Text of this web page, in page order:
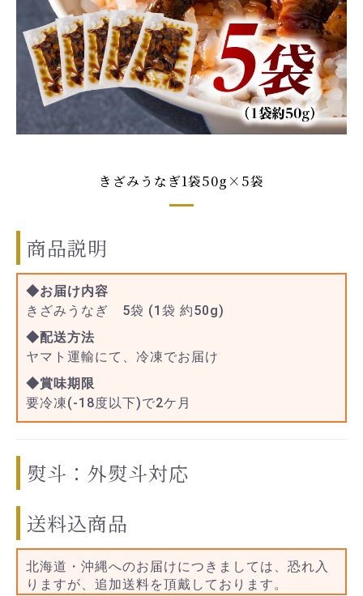
きざみうなぎ1袋50g×5袋
商品説明
◆お届け内容
きざみうなぎ 5袋 (1袋 約50g)
◆配送方法
ヤマト運輸にて、冷凍でお届け
◆賞味期限
要冷凍(-18度以下)で2ケ月
熨斗：外熨斗対応
送料込商品
北海道・沖縄へのお届けにつきましては、恐れ入
りますが、追加送料を頂戴しております。